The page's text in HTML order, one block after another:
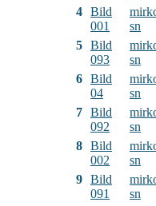
4 Bild
001
sn
5 Bild
093
sn
6 Bild
04
sn
7 Bild
092
sn
8 Bild
002
sn
9 Bild
091
sn